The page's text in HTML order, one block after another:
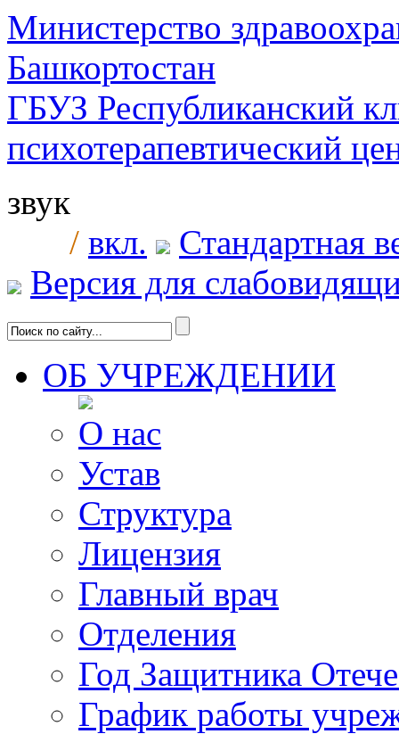
Министерство
Башкортостан
ГБУЗ Республиканский
психотерапевтический
звук
/ вкл.
Стандартная
Версия для
ОБ УЧРЕЖДЕНИИ
О нас
Устав
Структура
Лицензия
Главный врач
Отделения
Год Защитника
График работы